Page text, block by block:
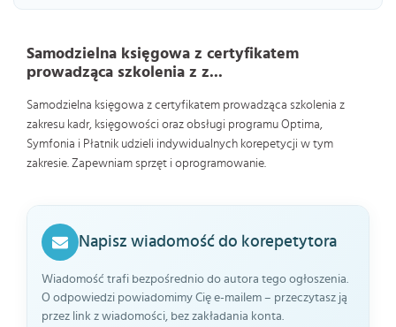
Samodzielna księgowa z certyfikatem
prowadząca szkolenia z z...
Samodzielna księgowa z certyfikatem prowadząca szkolenia z
zakresu kadr, księgowości oraz obsługi programu Optima,
Symfonia i Płatnik udzieli indywidualnych korepetycji w tym
zakresie. Zapewniam sprzęt i oprogramowanie.
Napisz wiadomość do korepetytora
Wiadomość trafi bezpośrednio do autora tego ogłoszenia.
O odpowiedzi powiadomimy Cię e-mailem – przeczytasz ją
przez link z wiadomości, bez zakładania konta.